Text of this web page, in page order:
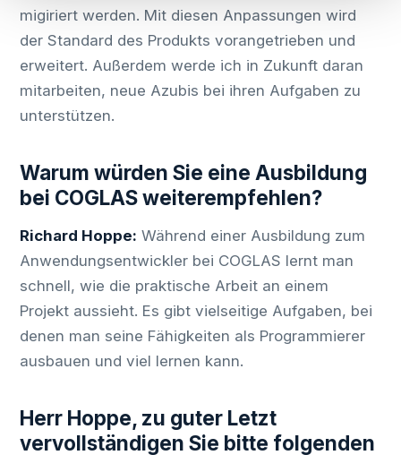
migiriert werden. Mit diesen Anpassungen wird
der Standard des Produkts vorangetrieben und
erweitert. Außerdem werde ich in Zukunft daran
mitarbeiten, neue Azubis bei ihren Aufgaben zu
unterstützen.
Warum würden Sie eine Ausbildung
bei COGLAS weiterempfehlen?
Richard Hoppe: Während einer Ausbildung zum
Anwendungsentwickler bei COGLAS lernt man
schnell, wie die praktische Arbeit an einem
Projekt aussieht. Es gibt vielseitige Aufgaben, bei
denen man seine Fähigkeiten als Programmierer
ausbauen und viel lernen kann.
Herr Hoppe, zu guter Letzt
vervollständigen Sie bitte folgenden